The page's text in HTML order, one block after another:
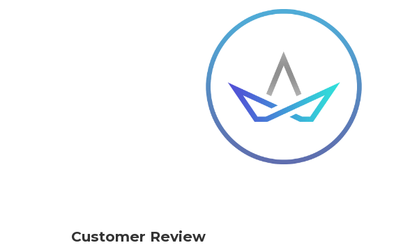
Customer Review